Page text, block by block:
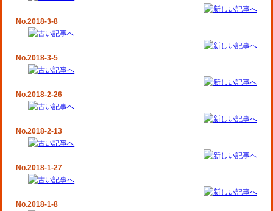
No.2018-3-8
No.2018-3-5
No.2018-2-26
No.2018-2-13
No.2018-1-27
No.2018-1-8